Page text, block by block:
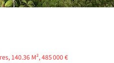
140.36 M², 485 000 €